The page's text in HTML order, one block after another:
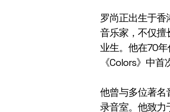
罗尚正出生于
音乐家，不仅擅
业生。他在70
《Colors》中
他曾与多位著名
录音室。他致力